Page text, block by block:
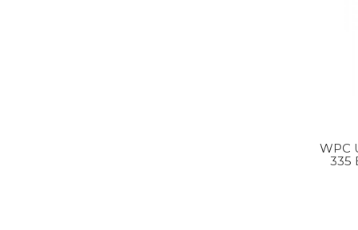
WPC
335